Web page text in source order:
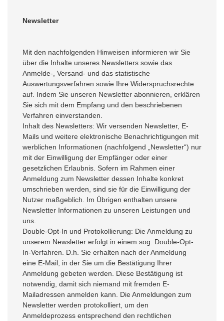
Newsletter
Mit den nachfolgenden Hinweisen informieren wir Sie
über die Inhalte unseres Newsletters sowie das
Anmelde-, Versand- und das statistische
Auswertungsverfahren sowie Ihre Widerspruchsrechte
auf. Indem Sie unseren Newsletter abonnieren, erklären
Sie sich mit dem Empfang und den beschriebenen
Verfahren einverstanden.
Inhalt des Newsletters: Wir versenden Newsletter, E-
Mails und weitere elektronische Benachrichtigungen mit
werblichen Informationen (nachfolgend „Newsletter“) nur
mit der Einwilligung der Empfänger oder einer
gesetzlichen Erlaubnis. Sofern im Rahmen einer
Anmeldung zum Newsletter dessen Inhalte konkret
umschrieben werden, sind sie für die Einwilligung der
Nutzer maßgeblich. Im Übrigen enthalten unsere
Newsletter Informationen zu unseren Leistungen und
uns.
Double-Opt-In und Protokollierung: Die Anmeldung zu
unserem Newsletter erfolgt in einem sog. Double-Opt-
In-Verfahren. D.h. Sie erhalten nach der Anmeldung
eine E-Mail, in der Sie um die Bestätigung Ihrer
Anmeldung gebeten werden. Diese Bestätigung ist
notwendig, damit sich niemand mit fremden E-
Mailadressen anmelden kann. Die Anmeldungen zum
Newsletter werden protokolliert, um den
Anmeldeprozess entsprechend den rechtlichen